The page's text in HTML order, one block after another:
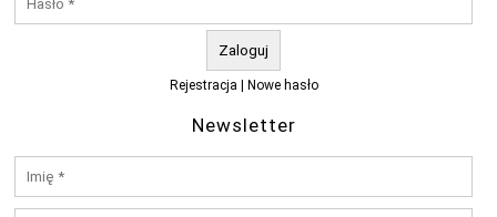
Rejestracja Nowe hasło
Newsletter